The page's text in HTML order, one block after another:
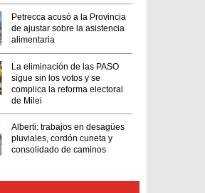
Petrecca acusó a la Provincia
de ajustar sobre la asistencia
alimentaria
La eliminación de las PASO
sigue sin los votos y se
complica la reforma electoral
de Milei
Alberti: trabajos en desagües
pluviales, cordón cuneta y
consolidado de caminos